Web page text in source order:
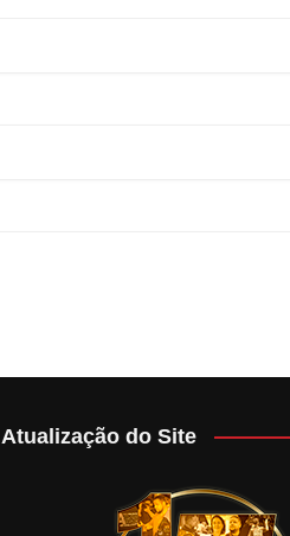
Atualização do Site